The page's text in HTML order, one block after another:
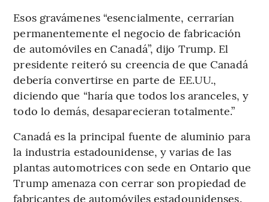
Esos gravámenes “esencialmente, cerrarían
permanentemente el negocio de fabricación
de automóviles en Canadá”, dijo Trump. El
presidente reiteró su creencia de que Canadá
debería convertirse en parte de EE.UU.,
diciendo que “haría que todos los aranceles, y
todo lo demás, desaparecieran totalmente.”
Canadá es la principal fuente de aluminio para
la industria estadounidense, y varias de las
plantas automotrices con sede en Ontario que
Trump amenaza con cerrar son propiedad de
fabricantes de automóviles estadounidenses.